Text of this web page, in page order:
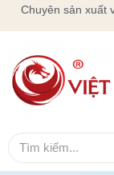
Chuyên sản xuất